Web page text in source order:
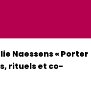
Naessens « Porter
rituels et co-